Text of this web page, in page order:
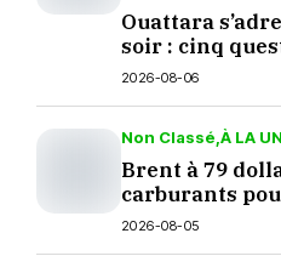
Ouattara
soir : cinq
2026-08-06
Non Classé À LA
Brent à 79
carburants
septembre ?
2026-08-05